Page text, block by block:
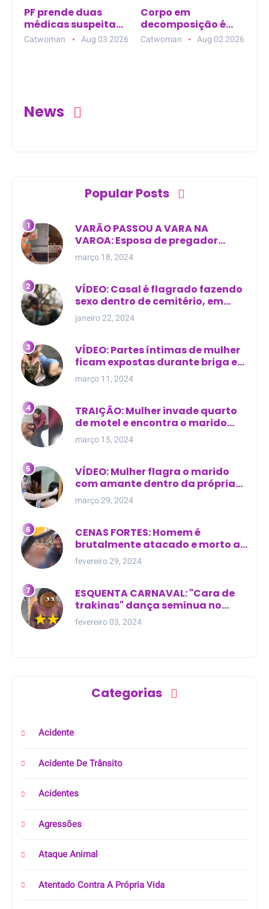
PF prende duas
médicas suspeitas
de torturar
Catwoman Aug 03 2026
Corpo em
decomposição é
encontrado em
área de mata na
Catwoman Aug 02 2026
News
Popular Posts
VARÃO PASSOU A VARA NA
VAROA: Esposa de pregador
evangélico descobre
relacionamento extra-conjugal
março 18, 2024
VÍDEO: Casal é flagrado fazendo
sexo dentro de cemitério, em
cima de túmulo no Maranhão
janeiro 22, 2024
VÍDEO: Partes íntimas de mulher
ficam expostas durante briga em
Manaus
março 11, 2024
TRAIÇÃO: Mulher invade quarto
de motel e encontra o marido
com outra na cama
março 15, 2024
VÍDEO: Mulher flagra o marido
com amante dentro da própria
residência
março 29, 2024
CENAS FORTES: Homem é
brutalmente atacado e morto a
golpes de facão em joão lisboa
fevereiro 29, 2024
ESQUENTA CARNAVAL: "Cara de
trakinas" dança seminua no
meio da rua na Bahia
fevereiro 03, 2024
Categorias
Acidente
Acidente De Trânsito
Acidentes
Agressões
Ataque Animal
Atentado Contra A Própria Vida